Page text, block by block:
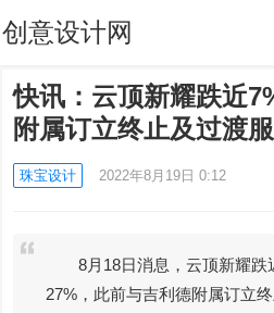
创意设计网
快讯：云顶新耀跌近
附属订立终止及过渡
珠宝设计 2022年8月19日 0:12
8月18日消息，云顶新耀跌
27%，此前与吉利德附属订立